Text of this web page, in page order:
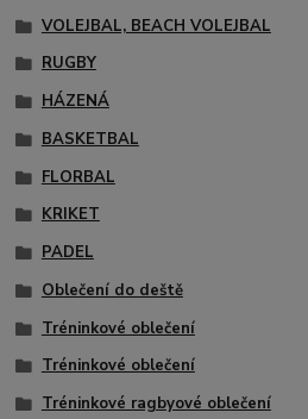
VOLEJBAL, BEACH VOLEJBAL
RUGBY
HÁZENÁ
BASKETBAL
FLORBAL
KRIKET
PADEL
Oblečení do deště
Tréninkové oblečení
Tréninkové oblečení
Tréninkové ragbyové oblečení